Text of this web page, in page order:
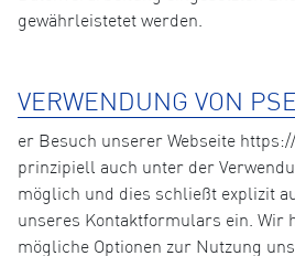
gewährleistetet werden.
VERWENDUNG VON
er Besuch unserer Webseite
prinzipiell auch unter der
möglich und dies schließt explizit
unseres Kontaktformulars ein. Wir
mögliche Optionen zur Nutzung